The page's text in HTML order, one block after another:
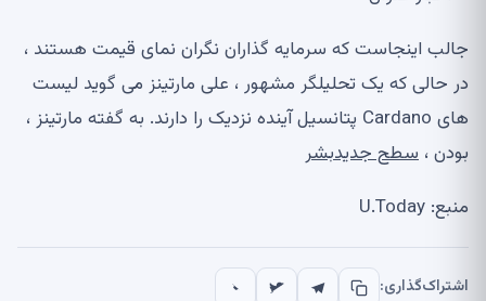
جالب اینجاست که سرمایه گذاران نگران نمای قیمت هستند ،
در حالی که یک تحلیلگر مشهور ، علی مارتینز می گوید لیست
های Cardano پتانسیل آینده نزدیک را دارند. به گفته مارتینز ،
بودن ، سطح جدیدبشر
منبع: U.Today
اشتراک‌گذاری: